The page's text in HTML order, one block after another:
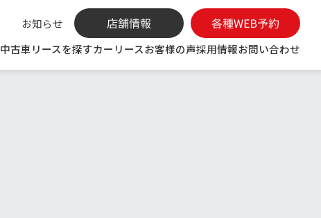
お知らせ
中古車リースを探すカーリースお客様の声採用情報お問い合わせ